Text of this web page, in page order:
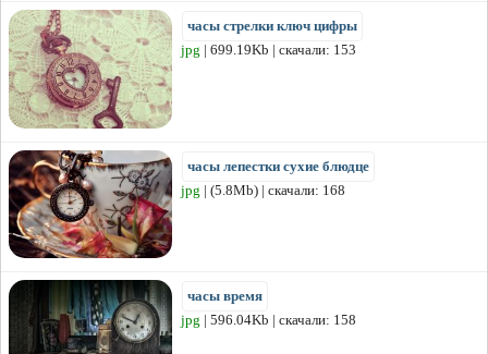
часы стрелки ключ цифры
jpg | 699.19Kb | скачали: 153
часы лепестки сухие блюдце
jpg | (5.8Mb) | скачали: 168
часы время
jpg | 596.04Kb | скачали: 158